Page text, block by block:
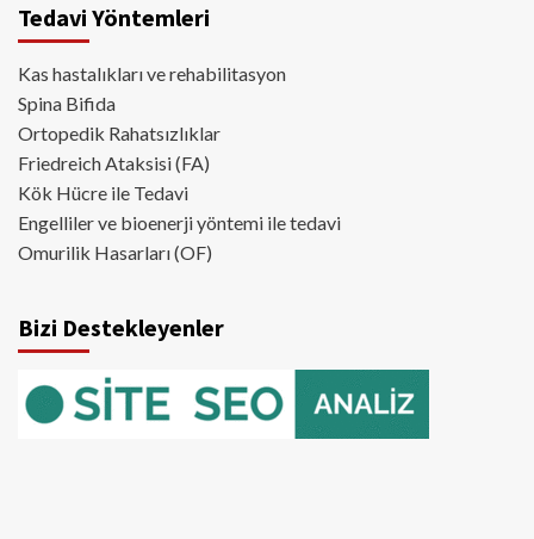
Tedavi Yöntemleri
Kas hastalıkları ve rehabilitasyon
Spina Bifida
Ortopedik Rahatsızlıklar
Friedreich Ataksisi (FA)
Kök Hücre ile Tedavi
Engelliler ve bioenerji yöntemi ile tedavi
Omurilik Hasarları (OF)
Bizi Destekleyenler